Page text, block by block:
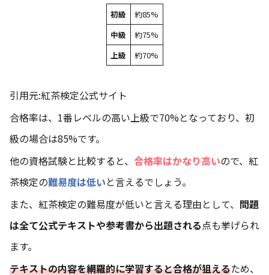
初級
約85%
中級
約75%
上級
約70%
引用元:紅茶検定公式サイト
合格率は、1番レベルの高い上級で70%となっており、初
級の場合は85%です。
他の資格試験と比較すると、 合格率はかなり高いので、紅
茶検定の難易度は低いと言えるでしょう。
また、紅茶検定の難易度が低いと言える理由として、 問題
は全て公式テキストや参考書から出題される点も挙げられ
ます。
テキストの内容を網羅的に学習すると合格が狙えるため、